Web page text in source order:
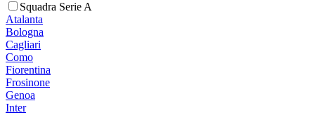
Squadra Serie A
Atalanta
Bologna
Cagliari
Como
Fiorentina
Frosinone
Genoa
Inter